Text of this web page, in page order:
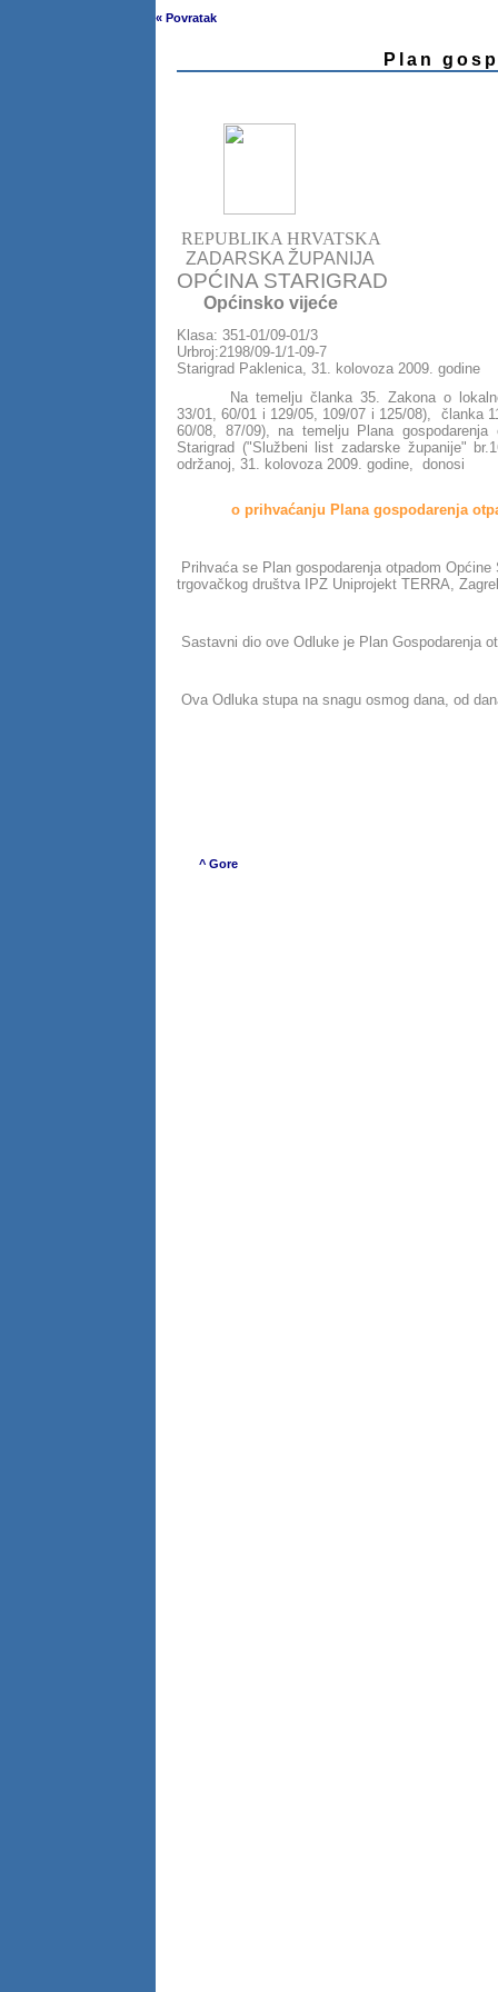
« Povratak
Plan
REPUBLIKA HRVATSKA
ZADARSKA ŽUPANIJA
OPĆINA STARIGRAD
Općinsko vijeće
Klasa: 351-01/09-01/3
Urbroj:2198/09-1/1-09-7
Starigrad Paklenica, 31. kolovoza 2009. godine
Na temelju članka 35. Zakona o
33/01, 60/01 i 129/05, 109/07 i 125/08), članka
60/08, 87/09), na temelju Plana
Starigrad ("Službeni list zadarske županije"
održanoj, 31. kolovoza 2009. godine, donosi
o prihvaćanju Plana gospodarenja
Prihvaća se Plan gospodarenja otpadom
trgovačkog društva IPZ Uniprojekt TERRA,
Sastavni dio ove Odluke je Plan Gospodarenja
Ova Odluka stupa na snagu osmog dana, od
^ Gore